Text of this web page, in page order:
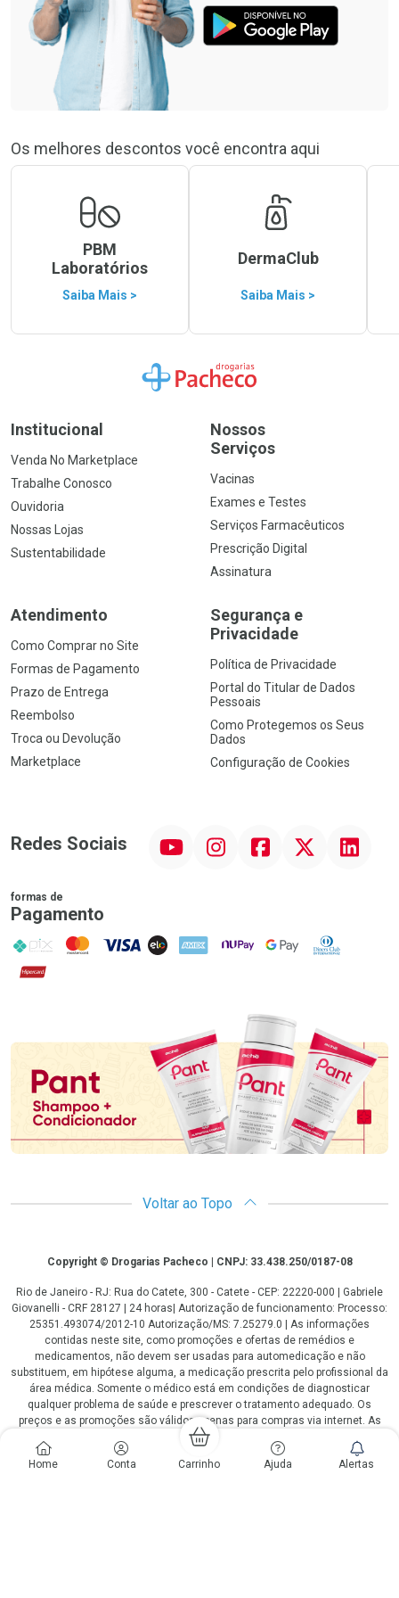
Home Conta Carrinho Ajuda Alertas
Os melhores descontos você encontra aqui
PBM
Laboratórios
Saiba Mais >
DermaClub
Saiba Mais >
Ir para a Home
Institucional
Venda No Marketplace
Trabalhe Conosco
Ouvidoria
Nossas Lojas
Sustentabilidade
Nossos
Serviços
Vacinas
Exames e Testes
Serviços Farmacêuticos
Prescrição Digital
Assinatura
Atendimento
Como Comprar no Site
Formas de Pagamento
Prazo de Entrega
Reembolso
Troca ou Devolução
Marketplace
Segurança e
Privacidade
Política de Privacidade
Portal do Titular de Dados
Pessoais
Como Protegemos os Seus
Dados
Configuração de Cookies
Redes Sociais InstagramFacebookTwitter Linkedin
formas de
Pagamento
PIX MasterCard
VISA ELO AMEX NuPay Google PayDiners Club
Hipercard
Voltar ao Topo
CopyrightCopyright © Drogarias Pacheco | CNPJ: 33.438.250/0187-08
Rio de Janeiro - RJ: Rua do Catete, 300 - Catete - CEP: 22220-000 | Gabriele
Giovanelli - CRF 28127 | 24 horas| Autorização de funcionamento: Processo:
25351.493074/2012-10 Autorização/MS: 7.25279.0 | As informações
contidas neste site, como promoções e ofertas de remédios e
medicamentos, não devem ser usadas para automedicação e não
substituem, em hipótese alguma, a medicação prescrita pelo profissional da
área médica. Somente o médico está em condições de diagnosticar
qualquer problema de saúde e prescrever o tratamento adequado. Os
preços e as promoções são válidos apenas para compras via internet. As
fotos contidas em nosso site são meramente ilustrativas. *Preços e
disponibilidade sujeitos a alterações no decorrer do dia. Antibióticos e
antimicrobianos vendas apenas em lojas físicas ou televendas. Portaria nº